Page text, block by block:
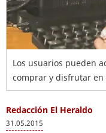
Los usuarios pueden
comprar y disfrutar en
Redacción El Heraldo
31.05.2015